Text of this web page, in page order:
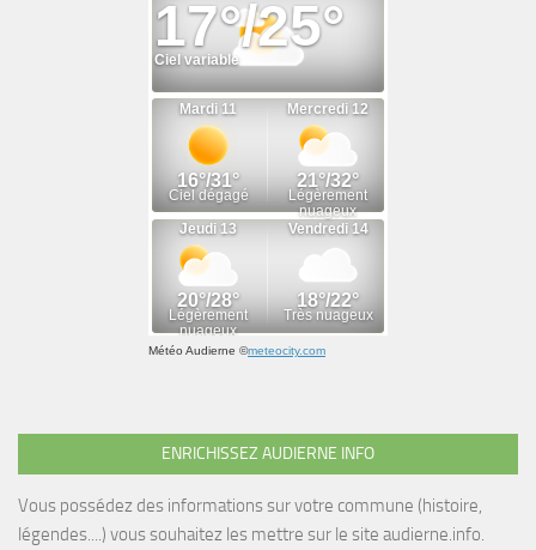
Météo Audierne ©meteocity.com
ENRICHISSEZ AUDIERNE INFO
Vous possédez des informations sur votre commune (histoire,
légendes....) vous souhaitez les mettre sur le site audierne.info.